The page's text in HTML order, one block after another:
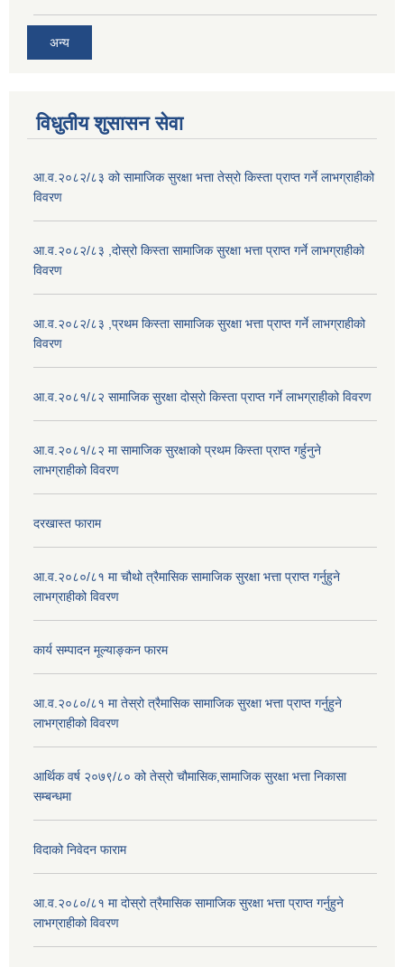
अन्य
विधुतीय शुसासन सेवा
आ.व.२०८२/८३ को सामाजिक सुरक्षा भत्ता तेस्रो किस्ता प्राप्त गर्ने लाभग्राहीको
विवरण
आ.व.२०८२/८३ ,दोस्रो किस्ता सामाजिक सुरक्षा भत्ता प्राप्त गर्ने लाभग्राहीको
विवरण
आ.व.२०८२/८३ ,प्रथम किस्ता सामाजिक सुरक्षा भत्ता प्राप्त गर्ने लाभग्राहीको
विवरण
आ.व.२०८१/८२ सामाजिक सुरक्षा दोस्रो किस्ता प्राप्त गर्ने लाभग्राहीको विवरण
आ.व.२०८१/८२ मा सामाजिक सुरक्षाको प्रथम किस्ता प्राप्त गर्हुनुने
लाभग्राहीको विवरण
दरखास्त फाराम
आ.व.२०८०/८१ मा चौथो त्रैमासिक सामाजिक सुरक्षा भत्ता प्राप्त गर्नुहुने
लाभग्राहीको विवरण
कार्य सम्पादन मूल्याङ्कन फारम
आ.व.२०८०/८१ मा तेस्रो त्रैमासिक सामाजिक सुरक्षा भत्ता प्राप्त गर्नुहुने
लाभग्राहीको विवरण
आर्थिक वर्ष २०७९/८० को तेस्रो चौमासिक,सामाजिक सुरक्षा भत्ता निकासा
सम्बन्धमा
विदाको निवेदन फाराम
आ.व.२०८०/८१ मा दोस्रो त्रैमासिक सामाजिक सुरक्षा भत्ता प्राप्त गर्नुहुने
लाभग्राहीको विवरण